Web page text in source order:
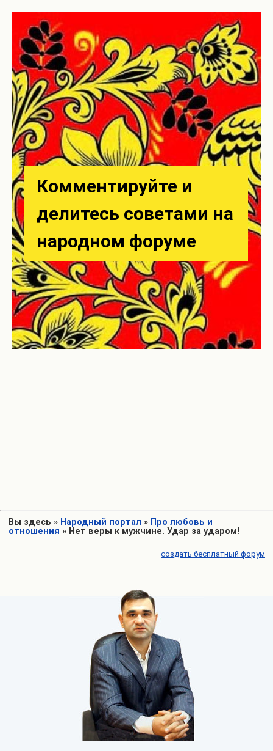
Вы здесь » Народный портал » Про любовь и
отношения » Нет веры к мужчине. Удар за ударом!
создать бесплатный форум